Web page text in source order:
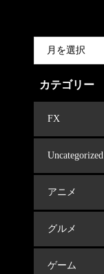
カテゴリー
FX
Uncategorized
アニメ
グルメ
ゲーム